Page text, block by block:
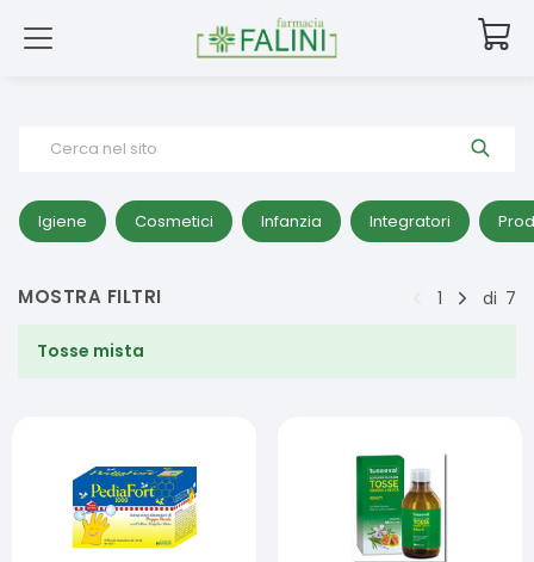
Cerca nel sito
Igiene Cosmetici Infanzia Integratori
MOSTRA FILTRI 1 di 7
Tosse mista